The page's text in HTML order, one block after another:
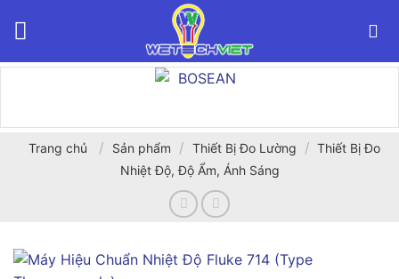
Trang chủ / Sản phẩm / Thiết Bị Đo Lường / Thiết Bị Đo
Nhiệt Độ, Độ Ẩm, Ánh Sáng